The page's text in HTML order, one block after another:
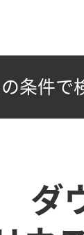
の条件で
ダ